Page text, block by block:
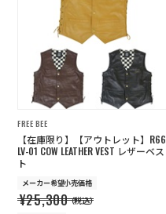
FREE BEE
【在庫限り】【アウトレット】R66
LV-01 COW LEATHER VEST レザーベス
ト
メーカー希望小売価格
¥25,300（税込）